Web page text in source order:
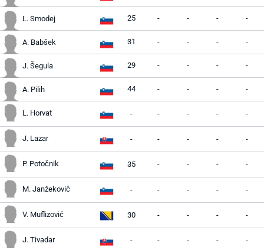
L. Smodej 25 - - - -
A. Babšek 31 - - - -
J. Šegula 29 - - - -
A. Pilih 44 - - - -
L. Horvat - - - - -
J. Lazar - - - - -
P. Potočnik 35 - - - -
M. Janžekovič - - - - -
V. Muflizović 30 - - - -
J. Tivadar - - - - -